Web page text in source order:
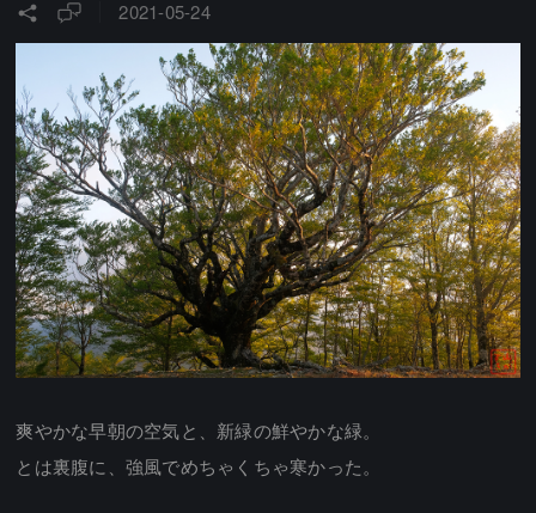
2021-05-24
爽やかな早朝の空気と、新緑の鮮やかな緑。
とは裏腹に、強風でめちゃくちゃ寒かった。